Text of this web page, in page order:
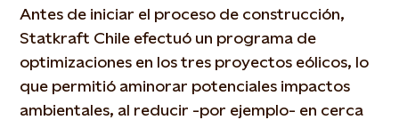
Antes de iniciar el proceso de construcción,
Statkraft Chile efectuó un programa de
optimizaciones en los tres proyectos eólicos, lo
que permitió aminorar potenciales impactos
ambientales, al reducir -por ejemplo- en cerca